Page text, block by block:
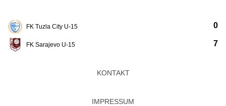
FK Tuzla City U-15
FK Sarajevo U-15
0
7
KONTAKT
IMPRESSUM